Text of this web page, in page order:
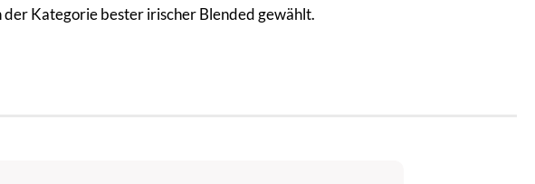
der Kategorie bester irischer Blended gewählt.